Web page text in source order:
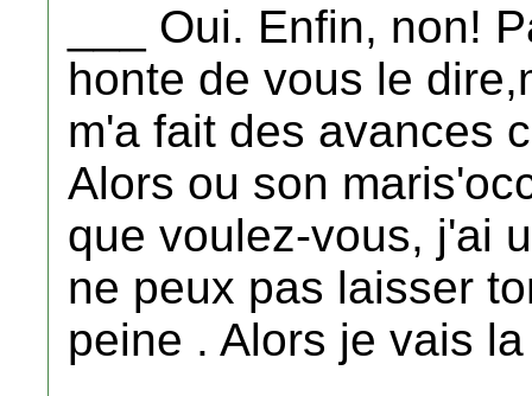
___ Oui. Enfin, non!
honte de vous le
m'a fait des avances
Alors ou son
que voulez-vous, j'ai
ne peux pas laisser
peine . Alors je vais